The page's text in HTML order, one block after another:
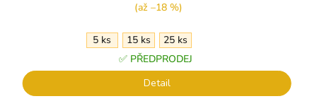
(až –18 %)
5 ks 15 ks
25 ks
✅ PŘEDPRODEJ
Detail